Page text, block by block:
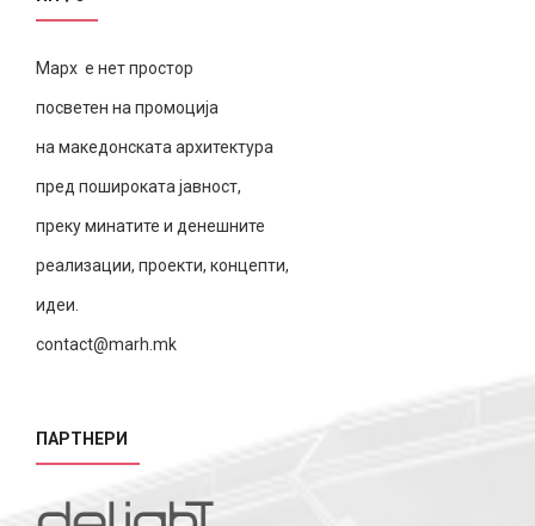
Марх е нет простор
посветен на промоција
на македонската архитектура
пред пошироката јавност,
преку минатите и денешните
реализации, проекти, концепти,
идеи.
contact@marh.mk
ПАРТНЕРИ